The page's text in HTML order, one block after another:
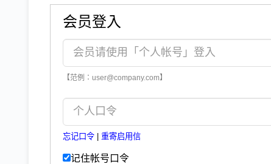
会员登入
【范例：user@company.com】
忘记口令 重寄启用信
记住帐号口令